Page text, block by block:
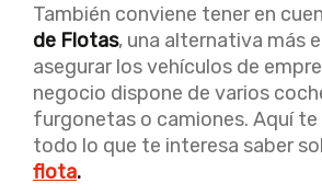
También conviene tener en
de Flotas, una alternativa más
asegurar los vehículos de
negocio dispone de varios
furgonetas o camiones. Aquí
todo lo que te interesa saber
flota.